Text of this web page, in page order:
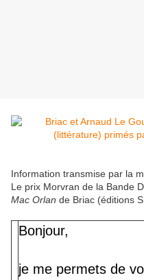
Information transmise par la
Le prix Morvran de la Bande
Mac Orlan de Briac (éditions
Bonjour,
je me permets de